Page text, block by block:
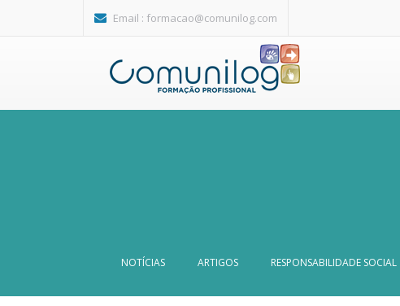
Email : formacao@comunilog.com
NOTÍCIAS ARTIGOS RESPONSABILIDADE SOCIAL